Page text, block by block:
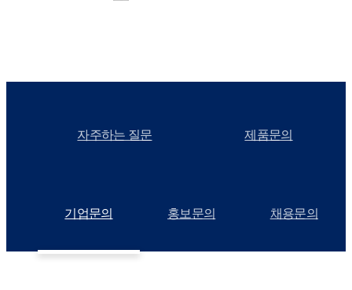
자주하는 질문 제품문의
기업문의 홍보문의 채용문의